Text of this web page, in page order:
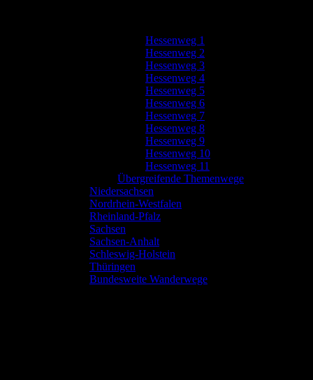
Hessenweg 1
Hessenweg 2
Hessenweg 3
Hessenweg 4
Hessenweg 5
Hessenweg 6
Hessenweg 7
Hessenweg 8
Hessenweg 9
Hessenweg 10
Hessenweg 11
Übergreifende Themenwege
Niedersachsen
Nordrhein-Westfalen
Rheinland-Pfalz
Sachsen
Sachsen-Anhalt
Schleswig-Holstein
Thüringen
Bundesweite Wanderwege